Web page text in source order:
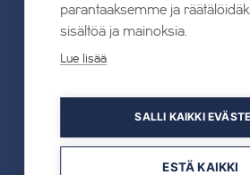
Lue lisää
19.05.2026
TAHKOcom palkittiin Vuoden
parantaaksemme ja
sisältöä ja mainoksia.
Lue lisää
SALLI KAIKKI
ESTÄ KAIKKI